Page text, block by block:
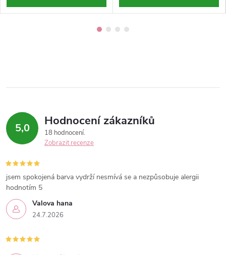
5,0 Hodnocení zákazníků
18 hodnocení
Zobrazit recenze
Valova hana
24.7.2026
jsem spokojená barva vydrží nesmívá se a nezpůsobuje alergii
hodnotím 5